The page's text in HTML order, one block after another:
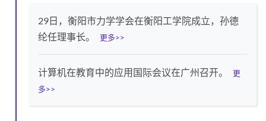
29日，衡阳市力学学会在衡阳工学院成立，孙德
纶任理事长。
更多>>
计算机在教育中的应用国际会议在广州召开。
更
多>>